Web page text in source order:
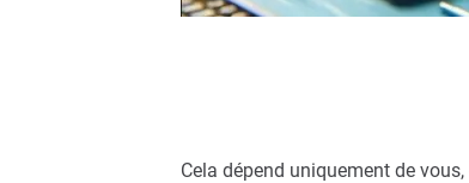
Cela dépend uniquement de